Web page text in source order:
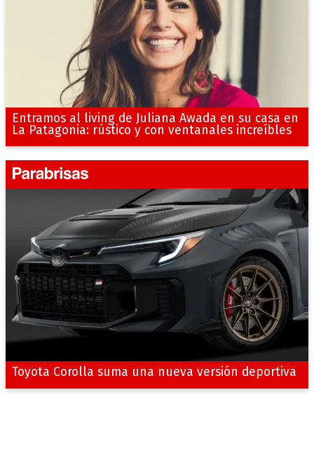
Entramos al living de Juliana Awada en su casa en
La Patagonia: rústico y con ventanales increíbles
Toyota Corolla suma una nueva versión deportiva